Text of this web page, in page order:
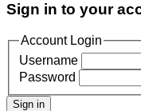
Sign in to your
Account Login
Username
Password
Sign in